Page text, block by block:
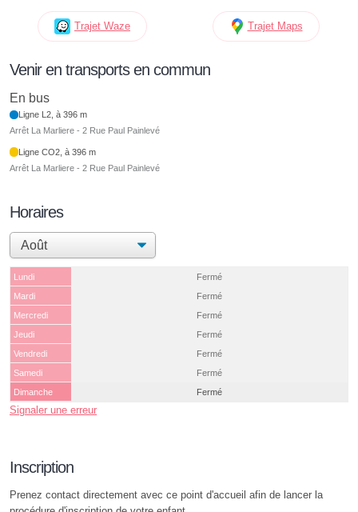
Trajet Waze Trajet Maps
Venir en transports en commun
En bus
Ligne L2, à 396 m
Arrêt La Marliere - 2 Rue Paul Painlevé
Ligne CO2, à 396 m
Arrêt La Marliere - 2 Rue Paul Painlevé
Horaires
Lundi
Fermé
Mardi
Fermé
Mercredi
Fermé
Jeudi
Fermé
Vendredi
Fermé
Samedi
Fermé
Dimanche
Fermé
Signaler une erreur
Inscription
Prenez contact directement avec ce point d'accueil afin de lancer la